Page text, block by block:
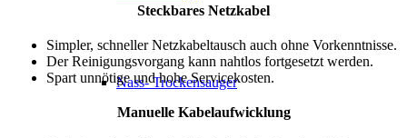
Nass- Trockensauger
Steckbares Netzkabel
Simpler, schneller Netzkabeltausch auch ohne Vorkenntnisse.
Der Reinigungsvorgang kann nahtlos fortgesetzt werden.
Spart unnötige und hohe Servicekosten.
Manuelle Kabelaufwicklung